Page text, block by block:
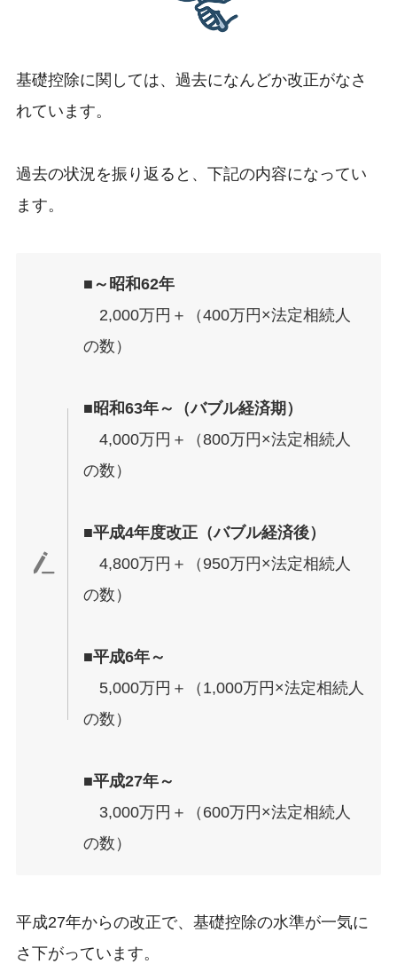
基礎控除に関しては、過去になんどか改正がなさ
れています。
過去の状況を振り返ると、下記の内容になってい
ます。
■～昭和62年
2,000万円＋（400万円×法定相続人
の数）
■昭和63年～（バブル経済期）
4,000万円＋（800万円×法定相続人
の数）
■平成4年度改正（バブル経済後）
4,800万円＋（950万円×法定相続人
の数）
■平成6年～
5,000万円＋（1,000万円×法定相続人
の数）
■平成27年～
3,000万円＋（600万円×法定相続人
の数）
平成27年からの改正で、基礎控除の水準が一気に
さ下がっています。